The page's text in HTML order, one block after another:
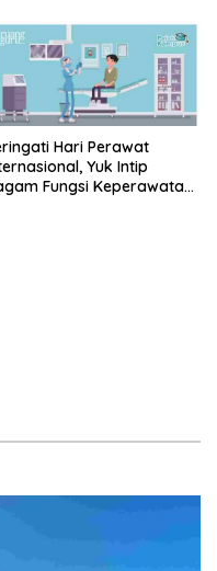
Hari Perawat
Yuk Intip
Fungsi Keperawatan